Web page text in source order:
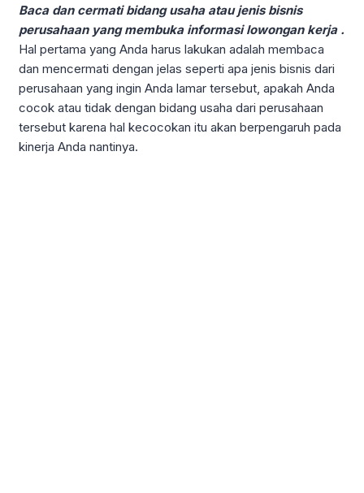
Baca dan cermati bidang usaha atau jenis bisnis
perusahaan yang membuka informasi lowongan kerja .
Hal pertama yang Anda harus lakukan adalah membaca
dan mencermati dengan jelas seperti apa jenis bisnis dari
perusahaan yang ingin Anda lamar tersebut, apakah Anda
cocok atau tidak dengan bidang usaha dari perusahaan
tersebut karena hal kecocokan itu akan berpengaruh pada
kinerja Anda nantinya.